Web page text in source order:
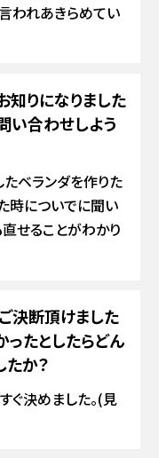
われあきらめてい
知りになりました
い合わせしよう
たベランダを作りた
時についでに聞い
せることがわかり
決断頂けました
ったとしたらどん
か？
ぐ決めました。(見